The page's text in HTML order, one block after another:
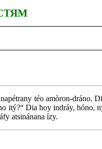
téo amòron-dráno.
itý?“ Dia hoy indráy, hóno,
atsinánana ízy.